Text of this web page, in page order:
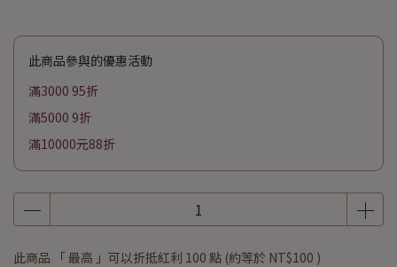
此商品參與的優惠活動
滿3000 95折
滿5000 9折
滿10000元88折
此商品 「 最高 」可以折抵紅利 100 點 (約等於 NT$100 )